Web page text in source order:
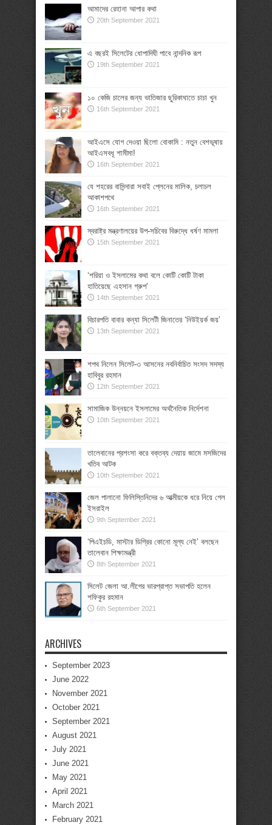
আমাদের রেহানা আপার কথা
20th September 2021
এ বছরই সিলেটের ধোপাদিঘী পাবে নান্দনিক রূপ
19th September 2021
১০ কেজি চালের জন্য ভাতিজার ছুরিকাঘাতে চাচা খুন
16th September 2021
আইএসে যোগ দেওয়া ছিলো বোকামি : নতুন বেশভূষায়
আইএসবধূ শামীমা!
16th September 2021
যে শহরের বাসিন্দারা সবাই প্লেনের মালিক, চলাচল
আকাশপথে
16th September 2021
স্বরাষ্ট্র মন্ত্রণালয়ের উপ-সচিবের বিরুদ্ধে ধর্ষণ মামলা
15th September 2021
‘শরিয়া ও ইসলামের কথা বলে কোটি কোটি টাকা
হাতিয়েছে এহসান গ্রুপ’
14th September 2021
বিচারপতি বাবার কন্যা সিলেটী জিনাতের ‘নিউইয়র্ক জয়’
13th September 2021
শপথ নিলেন সিলেট-৩ আসনের নবনির্বাচিত সংসদ সদস্য
হাবিবুর রহমান
12th September 2021
সামাজিক উন্নয়নে ইসলামের অর্থনৈতিক নির্দেশনা
10th September 2021
তালেবানের প্রশংসা করে বক্তব্য দেয়ায় জামে মসজিদের
খতিব আটক
10th September 2021
জেল পালানো ফিলিস্তিনিদের ৬ আত্মীয়কে ধরে নিয়ে গেল
ইসরাইল
9th September 2021
‘পিএইচডি, মাস্টার ডিগ্রির কোনো মূল্য নেই’ বলছেন
তালেবান শিক্ষামন্ত্রী
8th September 2021
সিলেট জেলা আ.লীগের ভারপ্রাপ্ত সভাপতি হলেন
শফিকুর রহমান
6th September 2021
ARCHIVES
September 2023
June 2022
November 2021
October 2021
September 2021
August 2021
July 2021
June 2021
May 2021
April 2021
March 2021
February 2021